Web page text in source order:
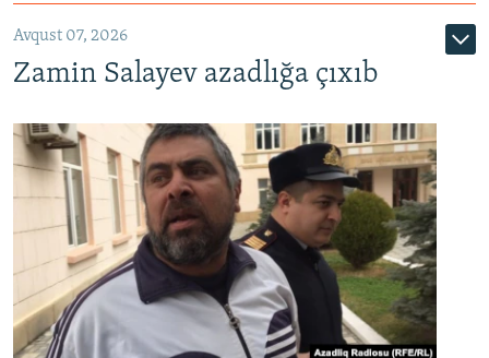
Avqust 07, 2026
Zamin Salayev azadlığa çıxıb